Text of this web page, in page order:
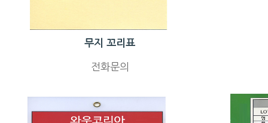
무지 꼬리표
전화문의